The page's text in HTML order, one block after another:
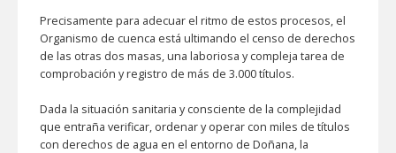
Precisamente para adecuar el ritmo de estos procesos, el
Organismo de cuenca está ultimando el censo de derechos
de las otras dos masas, una laboriosa y compleja tarea de
comprobación y registro de más de 3.000 títulos.
Dada la situación sanitaria y consciente de la complejidad
que entraña verificar, ordenar y operar con miles de títulos
con derechos de agua en el entorno de Doñana, la